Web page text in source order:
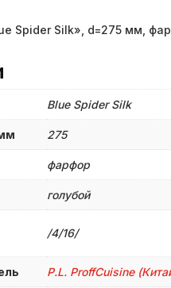
Spider Silk», d=275 мм,
Blue Spider Silk
275
фарфор
голубой
/4/16/
P.L. ProffСuisine